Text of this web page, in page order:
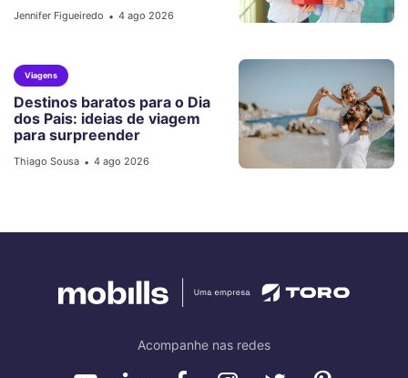
Jennifer Figueiredo • 4 ago 2026
Viagens
Destinos baratos para o Dia
dos Pais: ideias de viagem
para surpreender
Thiago Sousa • 4 ago 2026
Acompanhe nas redes